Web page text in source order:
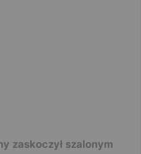
zaskoczył szalonym